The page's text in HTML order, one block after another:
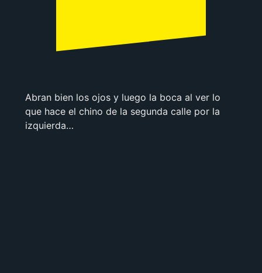
Abran bien los ojos y luego la boca al ver lo
que hace el chino de la segunda calle por la
izquierda…